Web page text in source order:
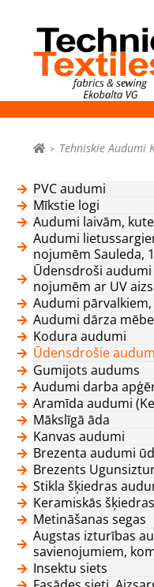
Tehniskie Audumi
PVC audumi
Mīkstie logi
Audumi laivām,
Audumi
nojumēm Sauleda,
Ūdensdroši
nojumēm ar UV
Audumi
Audumi dārza
Kodura audumi
Ūdensdrošie
Gumijots audums
Audumi darba
Aramīda audumi
Mākslīgā āda
Kanvas audumi
Brezenta audumi
Brezents
Stikla šķiedras
Keramiskās
Metināšanas segas
Augstas izturības
savienojumiem,
Insektu siets